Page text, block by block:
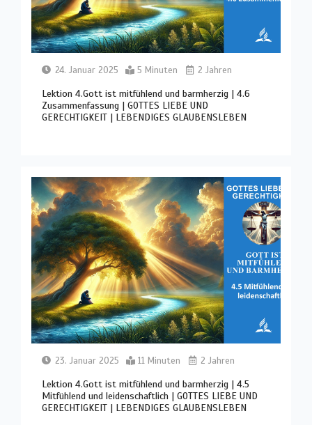
24. Januar 2025 5 Minuten 2 Jahren
Lektion 4.Gott ist mitfühlend und barmherzig | 4.6
Zusammenfassung | GOTTES LIEBE UND
GERECHTIGKEIT | LEBENDIGES GLAUBENSLEBEN
23. Januar 2025 11 Minuten 2 Jahren
Lektion 4.Gott ist mitfühlend und barmherzig | 4.5
Mitfühlend und leidenschaftlich | GOTTES LIEBE UND
GERECHTIGKEIT | LEBENDIGES GLAUBENSLEBEN